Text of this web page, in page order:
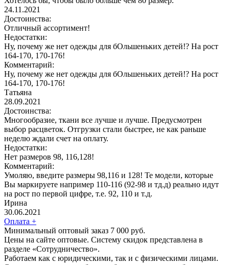
24.11.2021
Достоинства:
Отличный ассортимент!
Недостатки:
Ну, почему же нет одежды для бОльшеньких детей!? На рост
164-170, 170-176!
Комментарий:
Ну, почему же нет одежды для бОльшеньких детей!? На рост
164-170, 170-176!
Татьяна
28.09.2021
Достоинства:
Многообразие, ткани все лучше и лучше. Предусмотрен
выбор расцветок. Отгрузки стали быстрее, не как раньше
неделю ждали счет на оплату.
Недостатки:
Нет размеров 98, 116,128!
Комментарий:
Умоляю, введите размеры 98,116 и 128! Те модели, которые
Вы маркируете например 110-116 (92-98 и тд.д) реально идут
на рост по первой цифре, т.е. 92, 110 и т.д.
Ирина
30.06.2021
Оплата +
Минимальный оптовый заказ 7 000 руб.
Цены на сайте оптовые. Систему скидок представлена в
разделе «Сотрудничество».
Работаем как с юридическими, так и с физическими лицами.